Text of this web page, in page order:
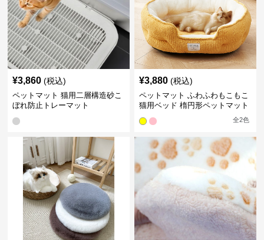
¥3,860 (税込)
ペットマット 猫用二層構造砂こ
ぼれ防止トレーマット
¥3,880 (税込)
ペットマット ふわふわもこもこ
猫用ベッド 楕円形ペットマット
全2色